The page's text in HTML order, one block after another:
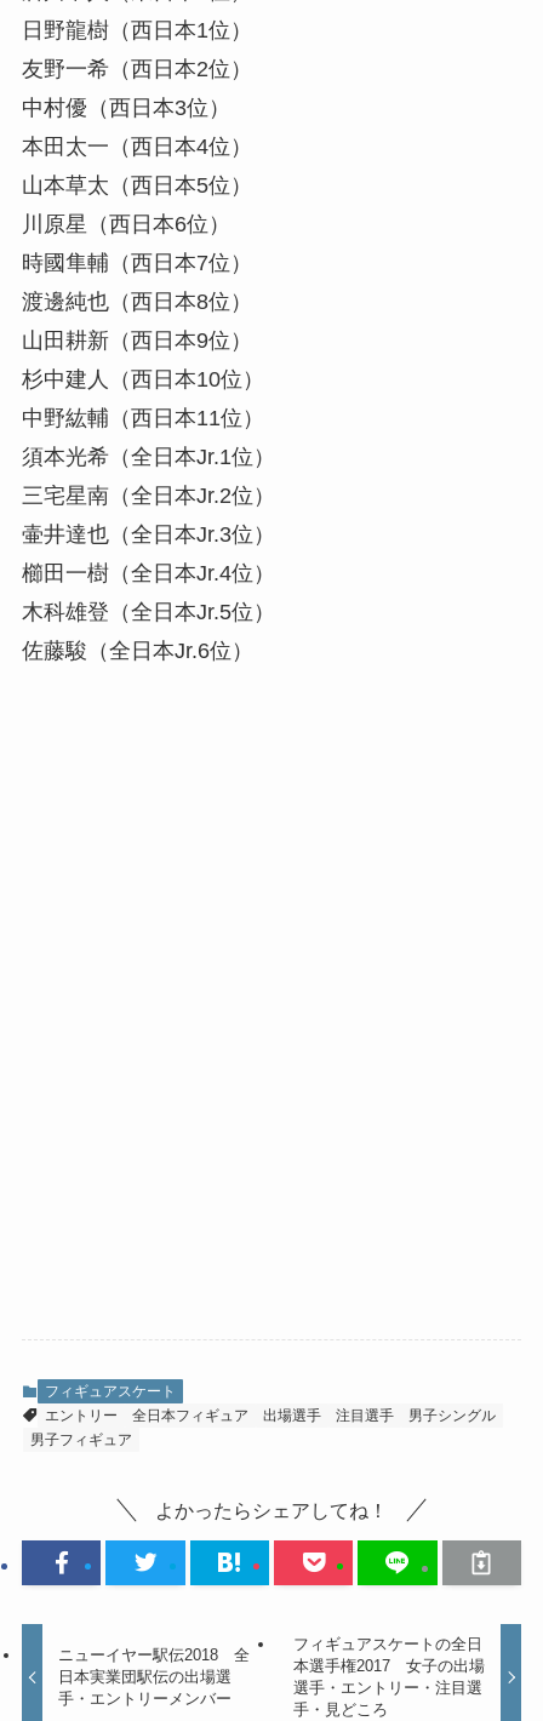
日野龍樹（西日本1位）
友野一希（西日本2位）
中村優（西日本3位）
本田太一（西日本4位）
山本草太（西日本5位）
川原星（西日本6位）
時國隼輔（西日本7位）
渡邊純也（西日本8位）
山田耕新（西日本9位）
杉中建人（西日本10位）
中野紘輔（西日本11位）
須本光希（全日本Jr.1位）
三宅星南（全日本Jr.2位）
壷井達也（全日本Jr.3位）
櫛田一樹（全日本Jr.4位）
木科雄登（全日本Jr.5位）
佐藤駿（全日本Jr.6位）
フィギュアスケート
エントリー
全日本フィギュア 出場選手 注目選手
男子シングル
男子フィギュア
よかったらシェアしてね！
ニューイヤー駅伝2018 全
日本実業団駅伝の出場選
手・エントリーメンバー
フィギュアスケートの全日
本選手権2017 女子の出場
選手・エントリー・注目選
手・見どころ